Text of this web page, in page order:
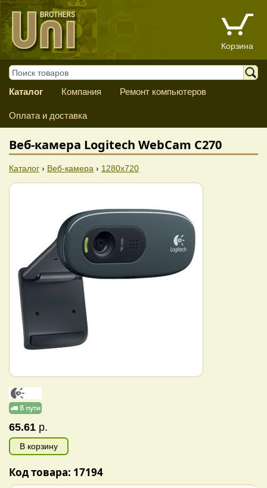
Корзина
Каталог Компания Ремонт компьютеров
Оплата и доставка
Веб-камера Logitech WebCam C270
Каталог › Веб-камера › 1280x720
65.61 р.
В корзину
Код товара: 17194